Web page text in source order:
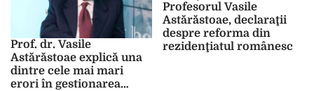
Prof. dr. Vasile
Astărăstoae explică una
dintre cele mai mari
erori în gestionarea
Profesorul Vasile
Astărăstoae, declaraţii
despre reforma din
rezidenţiatul românesc